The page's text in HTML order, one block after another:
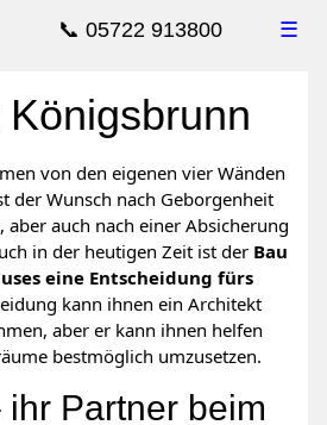
☰
📞 05722 913800
von den eigenen vier Wänden
der Wunsch nach Geborgenheit
auch nach einer Absicherung
in der heutigen Zeit ist der Bau
eine Entscheidung fürs
kann ihnen ein Architekt
aber er kann ihnen helfen
bestmöglich umzusetzen.
Partner beim